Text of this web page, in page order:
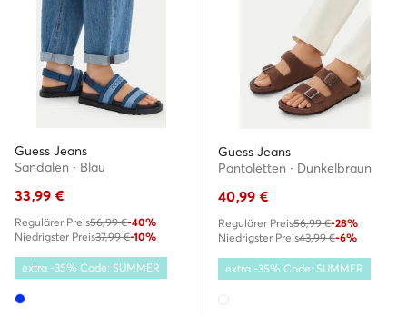
Guess Jeans
Sandalen · Blau
33,99 €
Regulärer Preis56,99 €-40%
Niedrigster Preis37,99 €-10%
extra -35% Code: SUMMER
Guess Jeans
Pantoletten · Dunkelbraun
40,99 €
Regulärer Preis56,99 €-28%
Niedrigster Preis43,99 €-6%
extra -35% Code: SUMMER